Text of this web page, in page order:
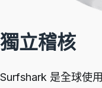
獨立稽核
Surfshark 是全球使